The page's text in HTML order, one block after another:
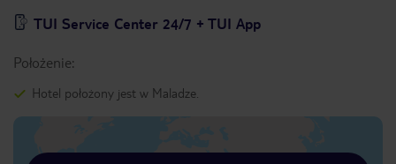
TUI Service Center 24/7 + TUI App
Położenie:
Hotel położony jest w Maladze.